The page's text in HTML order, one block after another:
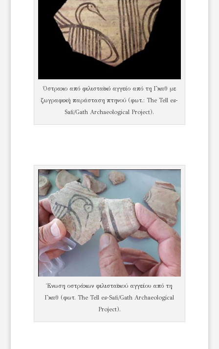
Όστρακο από φιλισταϊκό αγγείο από τη Γκαθ με
ζωγραφική παράσταση πτηνού (φωτ.: The Tell es-
Safi/Gath Archaeological Project).
Ένωση οστράκων φιλισταϊκού αγγείου από τη
Γκαθ (φωτ. The Tell es-Safi/Gath Archaeological
Project).